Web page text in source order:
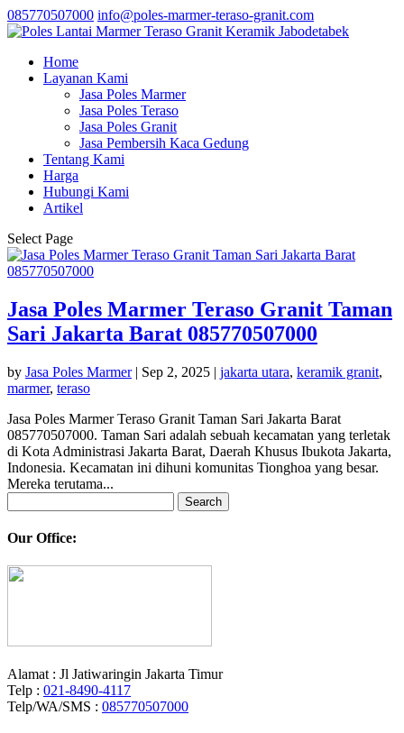
085770507000 info@poles-marmer-teraso-granit.com
Home
Layanan Kami
Jasa Poles Marmer
Jasa Poles Teraso
Jasa Poles Granit
Jasa Pembersih Kaca Gedung
Tentang Kami
Harga
Hubungi Kami
Artikel
Select Page
Jasa Poles Marmer Teraso Granit Taman
Sari Jakarta Barat 085770507000
by Jasa Poles Marmer| Sep 2, 2025 | jakarta utara, keramik granit,
marmer, teraso
Jasa Poles Marmer Teraso Granit Taman Sari Jakarta Barat
085770507000. Taman Sari adalah sebuah kecamatan yang terletak
di Kota Administrasi Jakarta Barat, Daerah Khusus Ibukota Jakarta,
Indonesia. Kecamatan ini dihuni komunitas Tionghoa yang besar.
Mereka terutama...
for:
Our Office:
Alamat : Jl Jatiwaringin Jakarta Timur
Telp : 021-8490-4117
Telp/WA/SMS : 085770507000